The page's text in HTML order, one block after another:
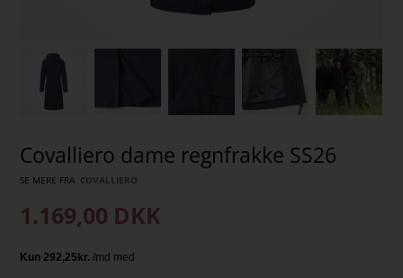
Covalliero dame regnfrakke SS26
SE MERE FRA COVALLIERO
1.169,00 DKK